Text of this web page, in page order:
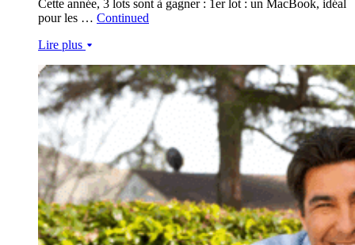
Cette année, 3 lots sont à gagner : 1er lot : un MacBook, idéal
pour les … Continued
Lire plus